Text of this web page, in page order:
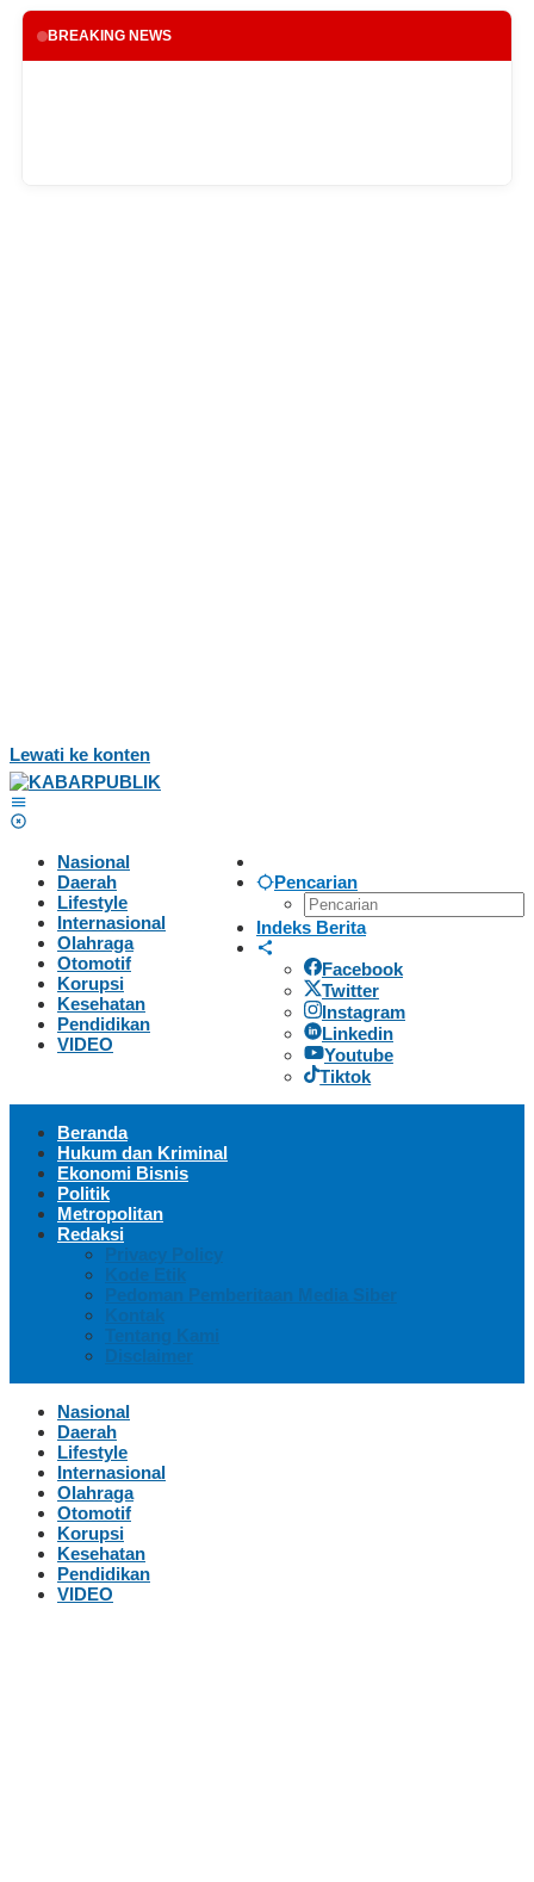
BREAKING NEWS
Lewati ke konten
Pencarian
Indeks Berita
Facebook
Twitter
Instagram
Linkedin
Youtube
Tiktok
Nasional
Daerah
Lifestyle
Internasional
Olahraga
Otomotif
Korupsi
Kesehatan
Pendidikan
VIDEO
Beranda
Hukum dan Kriminal
Ekonomi Bisnis
Politik
Metropolitan
Redaksi
Privacy Policy
Kode Etik
Pedoman Pemberitaan Media Siber
Kontak
Tentang Kami
Disclaimer
Nasional
Daerah
Lifestyle
Internasional
Olahraga
Otomotif
Korupsi
Kesehatan
Pendidikan
VIDEO